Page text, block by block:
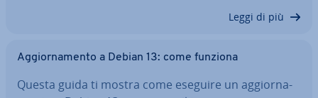
Leggi di più
Ag­gior­na­men­to a Debian 13: come funziona
Questa guida ti mostra come eseguire un ag­gior­na­